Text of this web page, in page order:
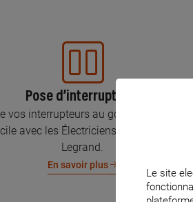
Pose d’interrupteurs
vos interrupteurs au goût du jour, c’est
avec les Électriciens Certifiés par
Legrand.
En savoir plus
Le site